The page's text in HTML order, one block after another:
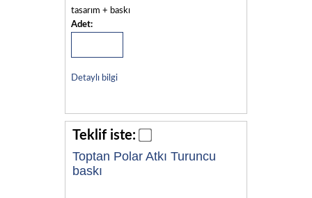
tasarım + baskı
Adet:
Detaylı bilgi
Teklif iste:
Toptan Polar Atkı Turuncu
baskı